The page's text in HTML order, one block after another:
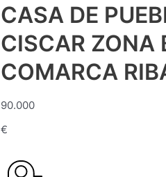
CASA DE
CISCAR ZONA
COMARCA
90.000
€